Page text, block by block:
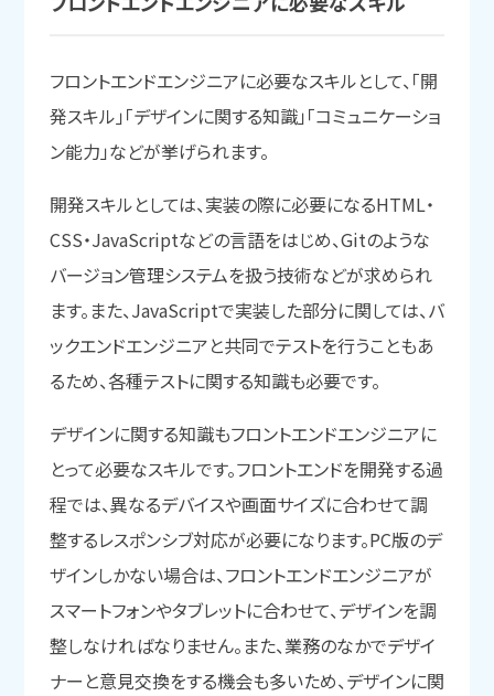
フロントエンドエンジニアに必要なスキルとして、「開
発スキル」「デザインに関する知識」「コミュニケーショ
ン能力」などが挙げられます。
開発スキルとしては、実装の際に必要になるHTML・
CSS・JavaScriptなどの言語をはじめ、Gitのような
バージョン管理システムを扱う技術などが求められ
ます。また、JavaScriptで実装した部分に関しては、バ
ックエンドエンジニアと共同でテストを行うこともあ
るため、各種テストに関する知識も必要です。
デザインに関する知識もフロントエンドエンジニアに
とって必要なスキルです。フロントエンドを開発する過
程では、異なるデバイスや画面サイズに合わせて調
整するレスポンシブ対応が必要になります。PC版のデ
ザインしかない場合は、フロントエンドエンジニアが
スマートフォンやタブレットに合わせて、デザインを調
整しなければなりません。また、業務のなかでデザイ
ナーと意見交換をする機会も多いため、デザインに関